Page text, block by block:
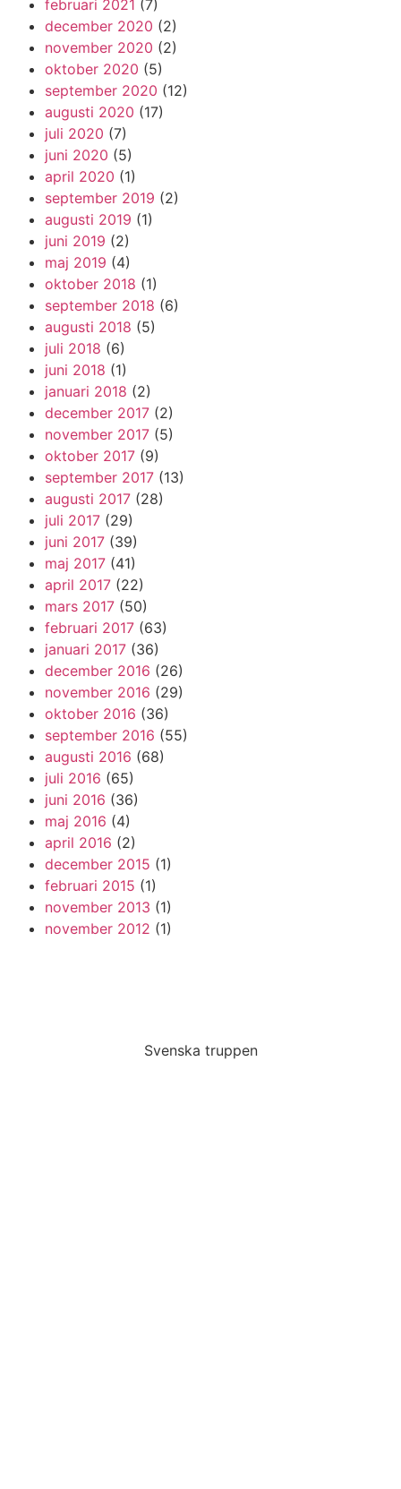
februari 2021 (7)
december 2020 (2)
november 2020 (2)
oktober 2020 (5)
september 2020 (12)
augusti 2020 (17)
juli 2020 (7)
juni 2020 (5)
april 2020 (1)
september 2019 (2)
augusti 2019 (1)
juni 2019 (2)
maj 2019 (4)
oktober 2018 (1)
september 2018 (6)
augusti 2018 (5)
juli 2018 (6)
juni 2018 (1)
januari 2018 (2)
december 2017 (2)
november 2017 (5)
oktober 2017 (9)
september 2017 (13)
augusti 2017 (28)
juli 2017 (29)
juni 2017 (39)
maj 2017 (41)
april 2017 (22)
mars 2017 (50)
februari 2017 (63)
januari 2017 (36)
december 2016 (26)
november 2016 (29)
oktober 2016 (36)
september 2016 (55)
augusti 2016 (68)
juli 2016 (65)
juni 2016 (36)
maj 2016 (4)
april 2016 (2)
december 2015 (1)
februari 2015 (1)
november 2013 (1)
november 2012 (1)
Svenska truppen